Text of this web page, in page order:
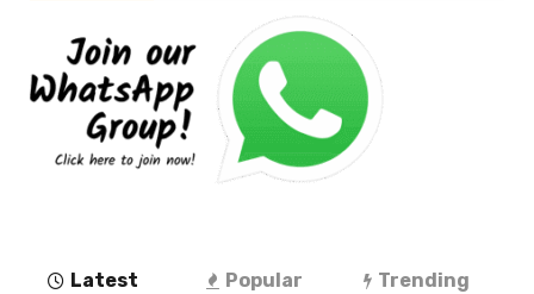
Latest Popular Trending